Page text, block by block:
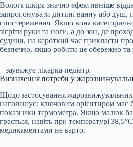
Волога шкіра значно ефективніше
запропонувати дитині ванну або душ,
спостереження. Якщо вона
зігріти руки та ноги, а до зон, де
судини, на короткий час прикласти
безпечно, якщо робити це обережно та
– зауважує лікарка-педіатр.
Визначення потреби у
Щодо застосування жарознижувальних
наголошує: ключовим орієнтиром має
показники термометра. Якщо малюк
грається, навіть при температурі
медикаментами не варто.